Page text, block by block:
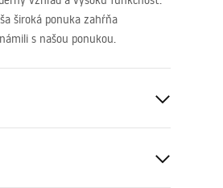
široká ponuka zahŕňa
s našou ponukou.